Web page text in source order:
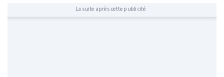
La suite après cette publicité